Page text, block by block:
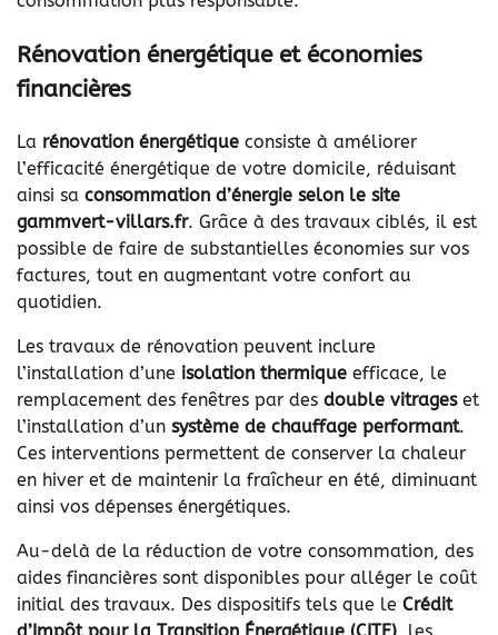
Rénovation énergétique et économies
financières
La rénovation énergétique consiste à améliorer
l’efficacité énergétique de votre domicile, réduisant
ainsi sa consommation d’énergie selon le site
gammvert-villars.fr. Grâce à des travaux ciblés, il est
possible de faire de substantielles économies sur vos
factures, tout en augmentant votre confort au
quotidien.
Les travaux de rénovation peuvent inclure
l’installation d’une isolation thermique efficace, le
remplacement des fenêtres par des double vitrageset
l’installation d’un système de chauffage performant.
Ces interventions permettent de conserver la chaleur
en hiver et de maintenir la fraîcheur en été, diminuant
ainsi vos dépenses énergétiques.
Au-delà de la réduction de votre consommation, des
aides financières sont disponibles pour alléger le coût
initial des travaux. Des dispositifs tels que le Crédit